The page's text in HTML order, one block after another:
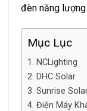
đèn năng
Mục Lục
1. NCLighting
2. DHC Solar
3. Sunrise
4. Điện Máy